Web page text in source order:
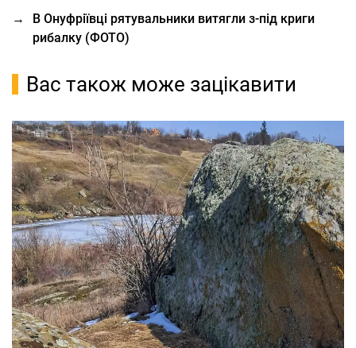
→
В Онуфріївці рятувальники витягли з-під криги
рибалку (ФОТО)
Вас також може зацікавити